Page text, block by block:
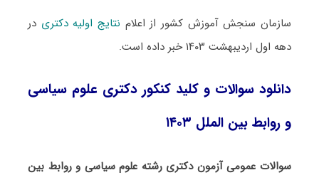
سازمان سنجش آموزش کشور از اعلام نتایج اولیه دکتری در
دهه اول اردیبهشت ۱۴۰۳ خبر داده است.
دانلود سوالات و کلید کنکور دکتری علوم سیاسی
و روابط بین الملل ۱۴۰۳
سوالات عمومی آزمون دکتری رشته علوم سیاسی و روابط بین